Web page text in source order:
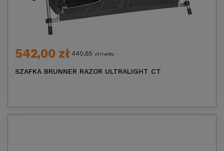
542,00 zł 440,65 zł/netto
SZAFKA BRUNNER RAZOR ULTRALIGHT CT